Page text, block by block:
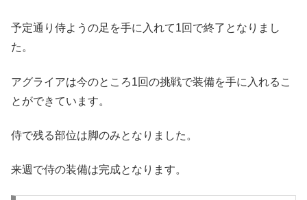
予定通り侍ようの足を手に入れて1回で終了となりまし
た。
アグライアは今のところ1回の挑戦で装備を手に入れるこ
とができています。
侍で残る部位は脚のみとなりました。
来週で侍の装備は完成となります。